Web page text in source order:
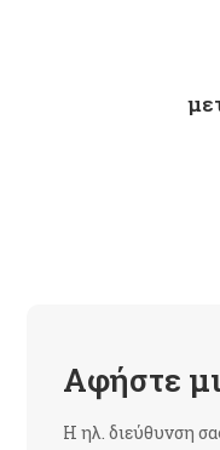
Αφήστε
Η ηλ. διεύθυνση